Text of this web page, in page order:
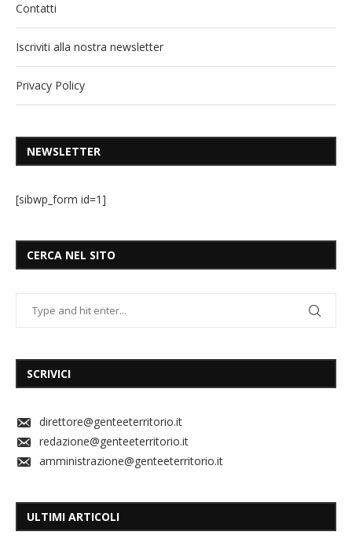
Contatti
Iscriviti alla nostra newsletter
Privacy Policy
NEWSLETTER
[sibwp_form id=1]
CERCA NEL SITO
SCRIVICI
direttore@genteeterritorio.it
redazione@genteeterritorio.it
amministrazione@genteeterritorio.it
ULTIMI ARTICOLI